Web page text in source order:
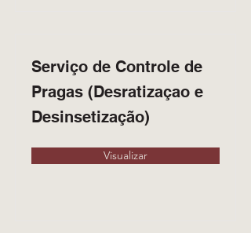
Serviço de Controle de
Pragas (Desratizaçao e
Desinsetização)
Visualizar